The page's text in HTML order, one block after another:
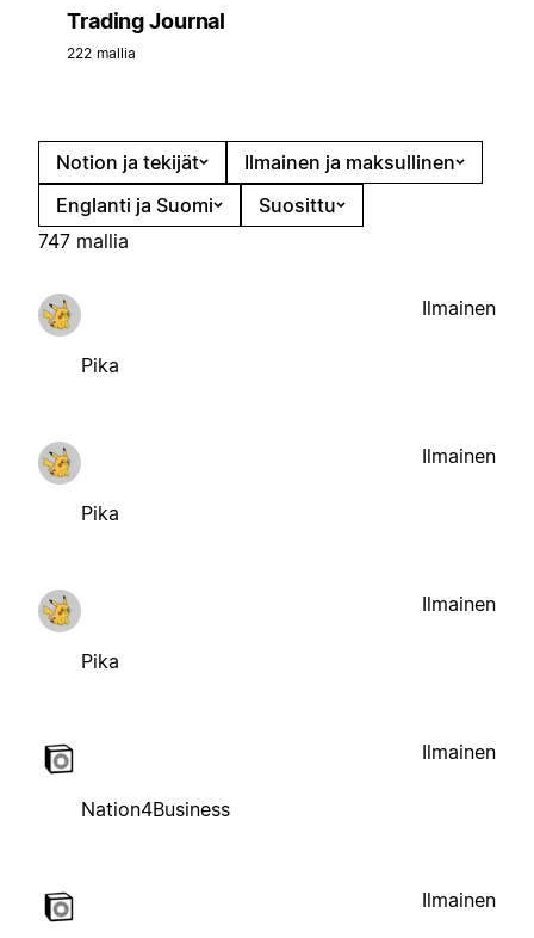
Trading Journal
222 mallia
Notion ja tekijät
Ilmainen ja maksullinen
Englanti ja Suomi
Suosittu
747 mallia
Pika
Ilmainen
Pika
Ilmainen
Pika
Ilmainen
Nation4Business
Ilmainen
Ilmainen